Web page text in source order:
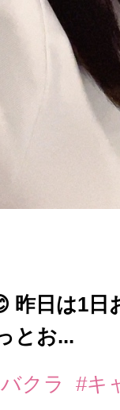
昨日は1日
とお...
クラ #キ